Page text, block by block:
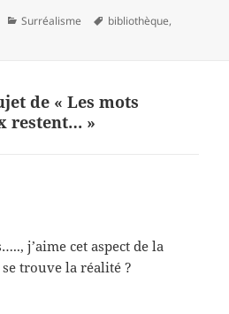
Catégories
Surréalisme
Mots-
bibliothèque,
de « Les mots
restent… »
j’aime cet aspect de la
trouve la réalité ?